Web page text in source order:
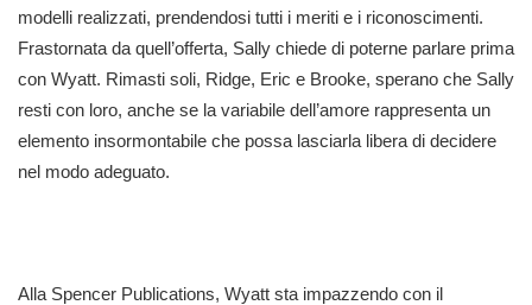
modelli realizzati, prendendosi tutti i meriti e i riconoscimenti.
Frastornata da quell’offerta, Sally chiede di poterne parlare prima
con Wyatt. Rimasti soli, Ridge, Eric e Brooke, sperano che Sally
resti con loro, anche se la variabile dell’amore rappresenta un
elemento insormontabile che possa lasciarla libera di decidere
nel modo adeguato.
Alla Spencer Publications, Wyatt sta impazzendo con il